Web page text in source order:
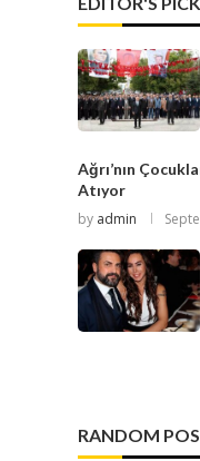
Ağrı’nın
Atıyor
by admin
RANDOM